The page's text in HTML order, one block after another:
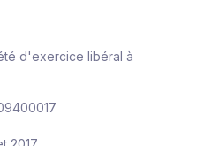
d'exercice libéral à